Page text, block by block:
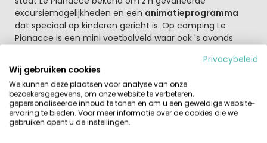
excursiemogelijkheden en een animatieprogramma
dat speciaal op kinderen gericht is. Op camping Le
Pianacce is een mini voetbalveld waar ook 's avonds
Toscane ontdekken
Van hieruit zijn de Toscaanse hoogtepunten zoals
Cecina, San Gimignano, Volterra goed te bereiken. Voor
een lekker wijntje bezoek je het kleine plaatsje Bolgheri.
Verder ligt het plaatsje Castagneto Carducci vlakbij. Hier
Privacybeleid
Wij gebruiken cookies
We kunnen deze plaatsen voor analyse van onze
bezoekersgegevens, om onze website te verbeteren,
gepersonaliseerde inhoud te tonen en om u een geweldige website-
ervaring te bieden. Voor meer informatie over de cookies die we
gebruiken opent u de instellingen.